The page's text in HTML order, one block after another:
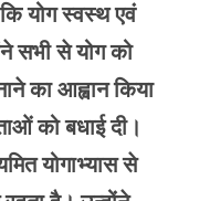
योग स्वस्थ एवं
सभी से योग को
का आह्वान किया
को बधाई दी।
योगाभ्यास से